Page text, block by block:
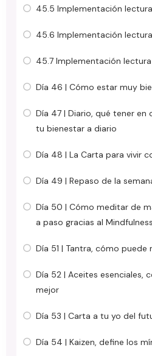
45.5 Implementación
45.6 Implementación
45.7 Implementación
Día 46 | Cómo estar muy
Día 47 | Diario, qué tener
tu bienestar a diario
Día 48 | La Carta para vivir
Día 49 | Repaso de la
Día 50 | Cómo meditar de
a paso gracias al Mindfulness
Día 51 | Tantra, cómo puede
Día 52 | Aceites esenciales,
mejor
Día 53 | Carta a tu yo del
Día 54 | Kaizen, define los